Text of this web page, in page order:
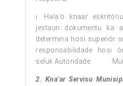
i. Hala’o knaar
jestaun dokumentu ka
determina hosi superiór
responsabilidade hosi
seluk Autoridade
2. Kna’ar Servisu